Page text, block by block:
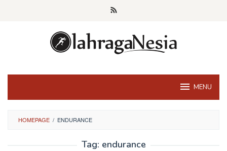
MENU
HOMEPAGE / ENDURANCE
Tag: endurance